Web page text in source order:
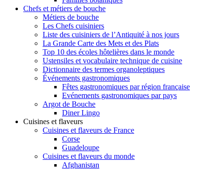
Chefs et métiers de bouche
Métiers de bouche
Les Chefs cuisiniers
Liste des cuisiniers de l’Antiquité à nos jours
La Grande Carte des Mets et des Plats
Top 10 des écoles hôtelières dans le monde
Ustensiles et vocabulaire technique de cuisine
Dictionnaire des termes organoleptiques
Événements gastronomiques
Fêtes gastronomiques par région française
Evénements gastronomiques par pays
Argot de Bouche
Diner Lingo
Cuisines et flaveurs
Cuisines et flaveurs de France
Corse
Guadeloupe
Cuisines et flaveurs du monde
Afghanistan